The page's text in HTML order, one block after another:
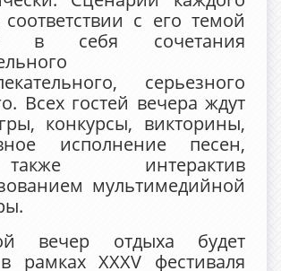
с его темой
в себя сочетания
серьезного
Всех гостей вечера ждут
конкурсы, викторины,
исполнение песен,
интерактив
мультимедийной
вечер отдыха будет
рамках XXXV фестиваля